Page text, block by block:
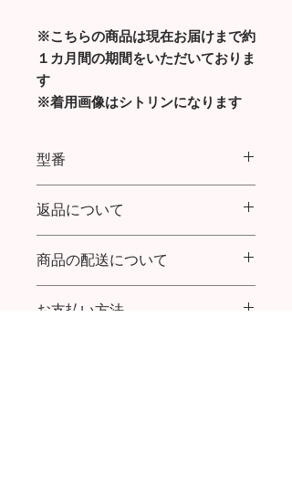
※こちらの商品は現在お届けまで約
１カ月間の期間をいただいておりま
す
※着用画像はシトリンになります
型番
EARRINGS CITRINE
返品について
商品到着より７日以内であれば返品・
交換を承ります。
返品送料について：
商品の配送について
600円／20,000円以上ご購入で送料無
お支払い方法